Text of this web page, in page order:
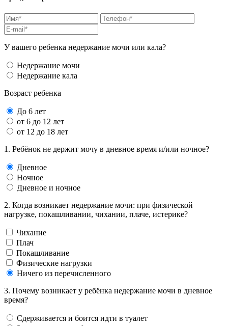
У вашего ребенка недержание мочи или кала?
Недержание мочи
Недержание кала
Возраст ребенка
До 6 лет
от 6 до 12 лет
от 12 до 18 лет
1. Ребёнок не держит мочу в дневное время и/или ночное?
Дневное
Ночное
Дневное и ночное
2. Когда возникает недержание мочи: при физической
нагрузке, покашливании, чихании, плаче, истерике?
Чихание
Плач
Покашливание
Физические нагрузки
Ничего из перечисленного
3. Почему возникает у ребёнка недержание мочи в дневное
время?
Сдерживается и боится идти в туалет